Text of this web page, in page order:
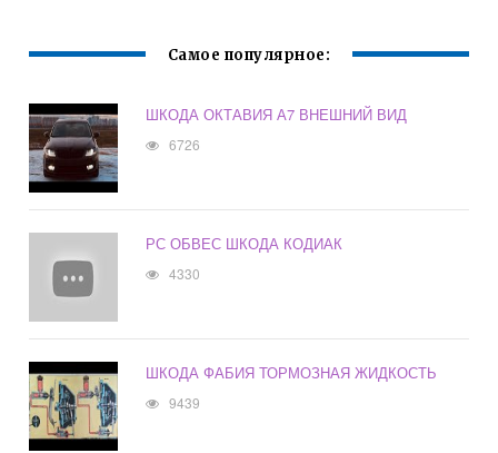
Самое популярное:
ШКОДА ОКТАВИЯ А7 ВНЕШНИЙ ВИД
6726
РС ОБВЕС ШКОДА КОДИАК
4330
ШКОДА ФАБИЯ ТОРМОЗНАЯ ЖИДКОСТЬ
9439